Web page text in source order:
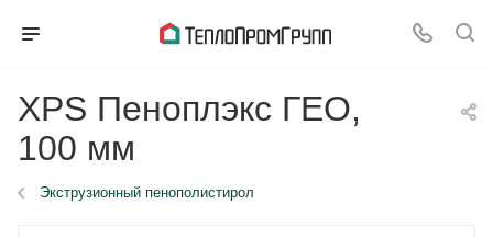
XPS Пеноплэкс ГЕО,
100 мм
Экструзионный пенополистирол